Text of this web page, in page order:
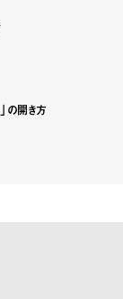
の開き方
の開き方